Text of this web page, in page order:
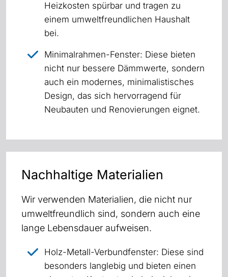
Heizkosten spürbar und tragen zu
einem umweltfreundlichen Haushalt
bei.
Minimalrahmen-Fenster: Diese bieten
nicht nur bessere Dämmwerte, sondern
auch ein modernes, minimalistisches
Design, das sich hervorragend für
Neubauten und Renovierungen eignet.
Nachhaltige Materialien
Wir verwenden Materialien, die nicht nur
umweltfreundlich sind, sondern auch eine
lange Lebensdauer aufweisen.
Holz-Metall-Verbundfenster: Diese sind
besonders langlebig und bieten einen